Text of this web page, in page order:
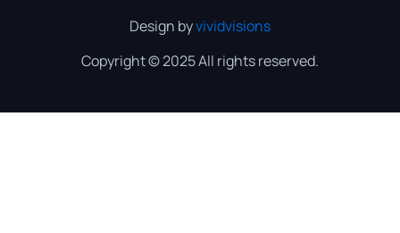
Design byvividvisions
Copyright © 2025 All rights reserved.